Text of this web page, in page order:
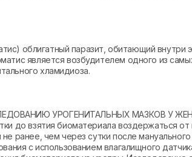
облигатный паразит, обитающий внутри
является возбудителем одного из
хламидиоза.
УРОГЕНИТАЛЬНЫХ МАЗКОВ У
до взятия биоматериала воздержаться от
ранее, чем через сутки после мануального
с использованием влагалищного